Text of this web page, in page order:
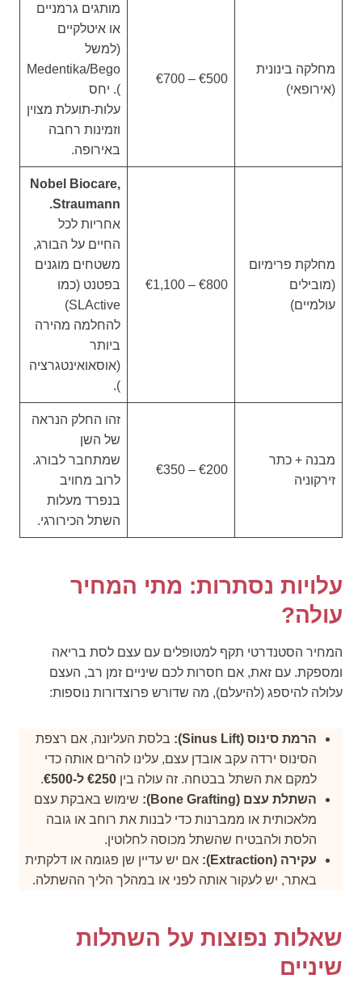
מחלקה בינונית
(אירופאי)
€500 – €700
מותגים גרמניים
או איטלקיים
(למשל
Medentika/Bego
). יחס
עלות-תועלת מצוין
וזמינות רחבה
באירופה.
מחלקת פרימיום
(מובילים
עולמיים)
€800 – €1,100
Nobel Biocare,
Straumann.
אחריות לכל
החיים על הבורג,
משטחים מוגנים
בפטנט (כמו
SLActive)
להחלמה מהירה
ביותר
(אוסאואינטגרציה
).
מבנה + כתר
זירקוניה
€200 – €350
זהו החלק הנראה
של השן
שמתחבר לבורג.
לרוב מחויב
בנפרד מעלות
השתל הכירורגי.
עלויות נסתרות: מתי המחיר
עולה?
המחיר הסטנדרטי תקף למטופלים עם עצם לסת בריאה
ומספקת. עם זאת, אם חסרות לכם שיניים זמן רב, העצם
עלולה להיספג (להיעלם), מה שדורש פרוצדורות נוספות:
הרמת סינוס (Sinus Lift):
בלסת העליונה, אם רצפת
הסינוס ירדה עקב אובדן עצם, עלינו להרים אותה כדי
למקם את השתל בבטחה. זה עולה בין €250 ל-€500
.
השתלת עצם (Bone Grafting):
שימוש באבקת עצם
מלאכותית או ממברנות כדי לבנות את רוחב או גובה
הלסת ולהבטיח שהשתל מכוסה לחלוטין.
עקירה (Extraction):
אם יש עדיין שן פגומה או דלקתית
באתר, יש לעקור אותה לפני או במהלך הליך ההשתלה.
שאלות נפוצות על השתלות
שיניים